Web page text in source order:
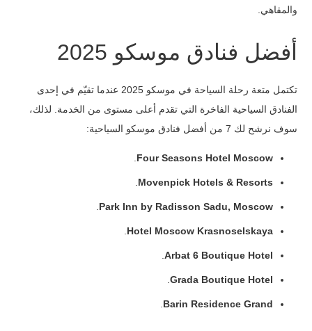
والمقاهي.
أفضل فنادق موسكو 2025
تكتمل متعة رحلة السياحة في موسكو 2025 عندما تقيّم في إحدى
الفنادق السياحية الفاخرة التي تقدم أعلى مستوى من الخدمة. لذلك،
سوف نرشح لك 7 من أفضل فنادق موسكو السياحية:
Four Seasons Hotel Moscow
.
Movenpick Hotels & Resorts
.
Park Inn by Radisson Sadu, Moscow
.
Hotel Moscow Krasnoselskaya
.
Arbat 6 Boutique Hotel
.
Grada Boutique Hotel
.
Barin Residence Grand
.